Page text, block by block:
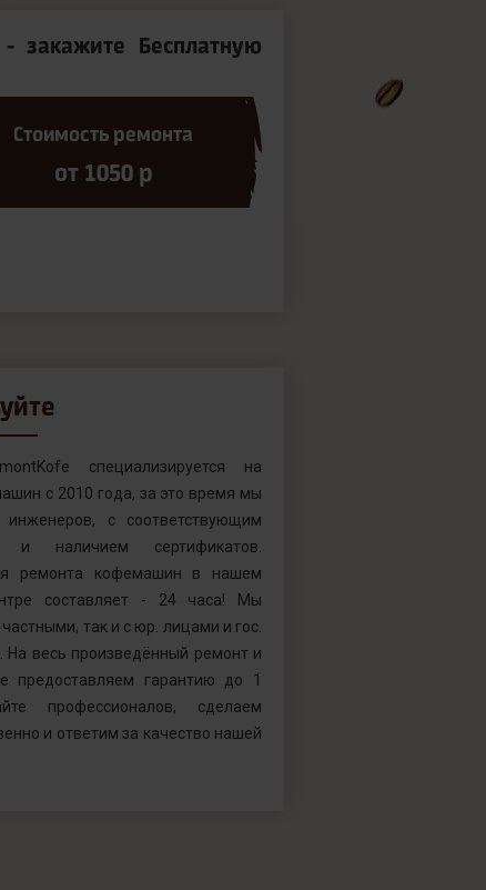
Бесплатную
Стоимость ремонта
от 1050 р
специализируется на
с 2010 года, за это время мы
с соответствующим
и наличием сертификатов.
ремонта кофемашин в нашем
составляет - 24 часа! Мы
так и с юр. лицами и гос.
На весь произведённый ремонт и
предоставляем гарантию до 1
профессионалов, сделаем
и ответим за качество нашей